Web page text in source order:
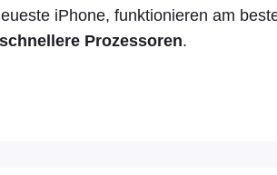
iPhone, funktionieren am
schnellere Prozessoren.